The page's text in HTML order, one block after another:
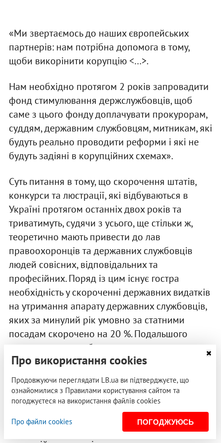
«Ми звертаємось до наших європейських
партнерів: нам потрібна допомога в тому,
щоби викорінити корупцію <…>.
Нам необхідно протягом 2 років запровадити
фонд стимулювання держслужбовців, щоб
саме з цього фонду доплачувати прокурорам,
суддям, державним службовцям, митникам, які
будуть реально проводити реформи і які не
будуть задіяні в корупційних схемах».
Суть питання в тому, що скорочення штатів,
конкурси та люстрації, які відбуваються в
Україні протягом останніх двох років та
триватимуть, судячи з усього, ще стільки ж,
теоретично мають привести до лав
правоохоронців та державних службовців
людей совісних, відповідальних та
професійних. Поряд із цим існує гостра
необхідність у скороченні державних видатків
на утримання апарату державних службовців,
яких за минулий рік умовно за статними
посадам скорочено на 20 %. Подальшого
скорочення потребують саме з точки зору
економії державних видатків, а відповідно,
обсяг фінансування зарплат за рахунок
бюджету протягом найближчих двох роки не
може бути збільшено – як наслідок, провал
реформ держслужби та боротьби з корупцією,
адже низькі заробітні плати є різновидом
Про використання cookies
Продовжуючи переглядати LB.ua ви підтверджуєте, що
ознайомилися з Правилами користування сайтом та
погоджуєтеся на використання файлів cookies
Про файли cookies ПОГОДЖУЮСЬ